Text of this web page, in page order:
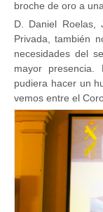
broche de oro a
D. Daniel Roelas,
Privada, también
necesidades del
mayor
pudiera hacer un
vemos entre el